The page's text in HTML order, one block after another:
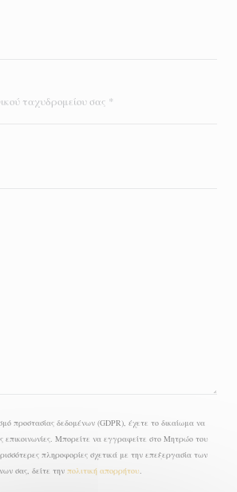
προστασίας δεδομένων (GDPR), έχετε το δικαίωμα να
επικοινωνίες. Μπορείτε να εγγραφείτε στο Μητρώο του
πληροφορίες σχετικά με την επεξεργασία των
σας, δείτε την πολιτική απορρήτου